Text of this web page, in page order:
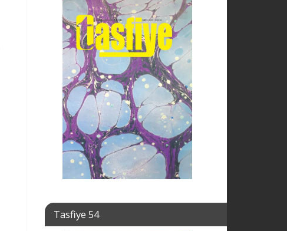
Tasfiye 54